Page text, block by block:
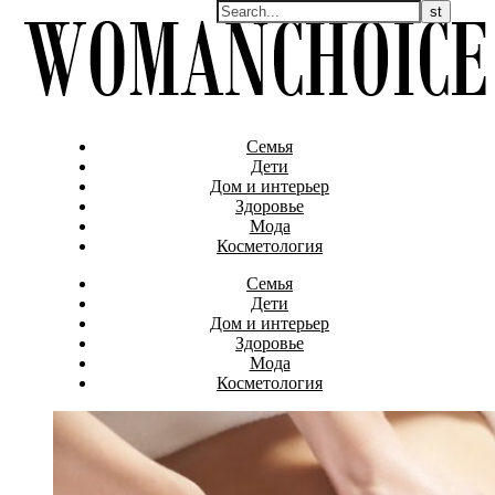
Семья
Дети
Дом и интерьер
Здоровье
Мода
Косметология
Семья
Дети
Дом и интерьер
Здоровье
Мода
Косметология